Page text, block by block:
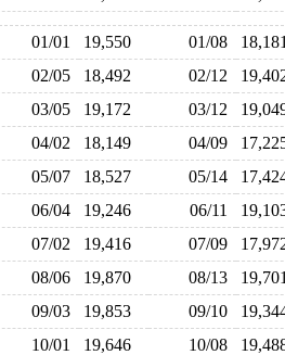
01/01 19,550 01/08
02/05 18,492 02/12
03/05 19,172 03/12
04/02 18,149 04/09
05/07 18,527 05/14
06/04 19,246 06/11
07/02 19,416 07/09
08/06 19,870 08/13
09/03 19,853 09/10
10/01 19,646 10/08